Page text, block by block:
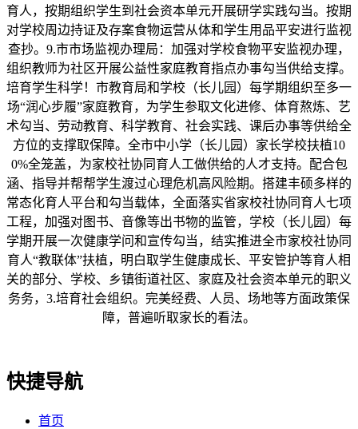
育人，按期组织学生到社会资本单元开展研学实践勾当。按期
对学校周边持证及存案食物运营从体和学生用品平安进行监视
查抄。9.市市场监视办理局：加强对学校食物平安监视办理，
组织教师为社区开展公益性家庭教育指点办事勾当供给支撑。
培育学生科学！市教育局和学校（长儿园）每学期组织至多一
场“润心步履”家庭教育，为学生参取文化进修、体育熬炼、艺
术勾当、劳动教育、科学教育、社会实践、课后办事等供给全
方位的支撑取保障。全市中小学（长儿园）家长学校扶植10
0%全笼盖，为家校社协同育人工做供给的人才支持。配合包
涵、指导并帮帮学生渡过心理危机高风险期。搭建丰硕多样的
常态化育人平台和勾当载体，全面落实省家校社协同育人七项
工程，加强对图书、音像等出书物的监管，学校（长儿园）每
学期开展一次健康学问和宣传勾当，结实推进全市家校社协同
育人“教联体”扶植，明白取学生健康成长、平安管护等育人相
关的部分、学校、乡镇街道社区、家庭及社会资本单元的职义
务务，3.培育社会组织。完美经费、人员、场地等方面政策保
障，普遍听取家长的看法。
快捷导航
首页